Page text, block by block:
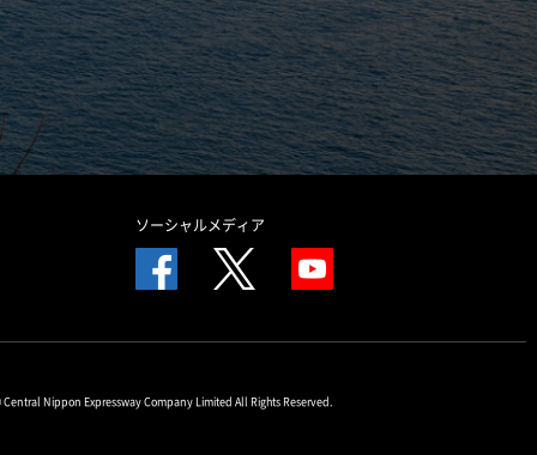
ソーシャルメディア
Nippon Expressway Company Limited All Rights Reserved.